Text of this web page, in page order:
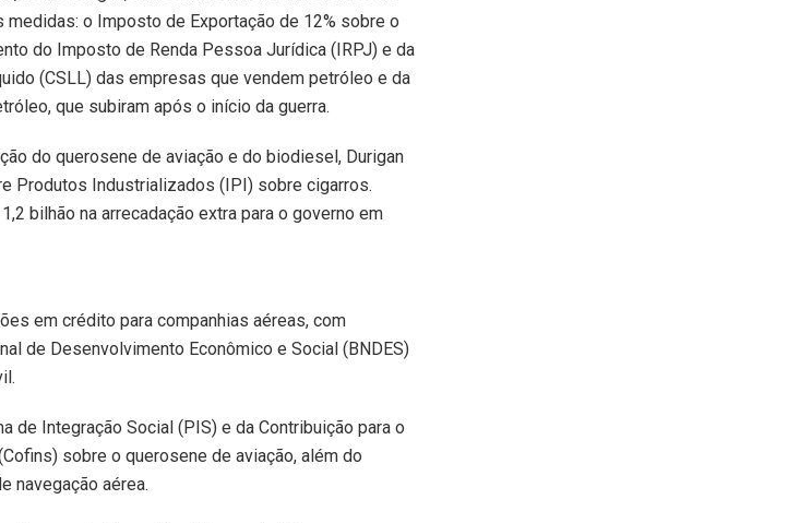
o Imposto de Exportação de 12% sobre o
do Imposto de Renda Pessoa Jurídica (IRPJ) e da
(CSLL) das empresas que vendem petróleo e da
que subiram após o início da guerra.
do querosene de aviação e do biodiesel, Durigan
Produtos Industrializados (IPI) sobre cigarros.
bilhão na arrecadação extra para o governo em
em crédito para companhias aéreas, com
de Desenvolvimento Econômico e Social (BNDES)
de Integração Social (PIS) e da Contribuição para o
sobre o querosene de aviação, além do
navegação aérea.